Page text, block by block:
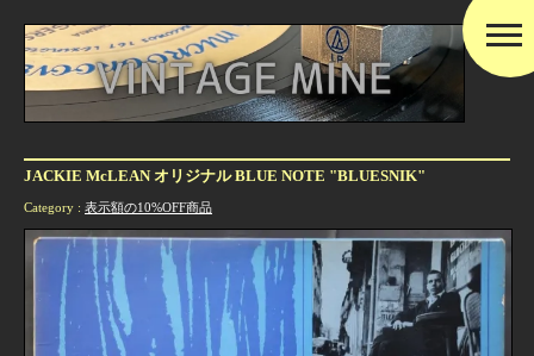
JACKIE McLEAN オリジナル BLUE NOTE "BLUESNIK"
Category : 表示額の10%OFF商品